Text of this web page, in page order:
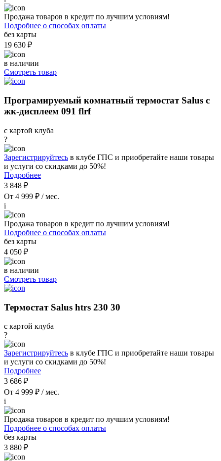
Продажа товаров в кредит по лучшим условиям!
Подробнее о способах оплаты
без карты
19 630 ₽
в наличии
Смотреть товар
Програмируемый комнатный термостат Salus с
жк-дисплеем 091 flrf
с картой клуба
?
Зарегистрируйтесь в клубе ГПС и приобретайте наши товары
и услуги со скидками до 50%!
Подробнее
3 848 ₽
От 4 999 ₽ / мес.
i
Продажа товаров в кредит по лучшим условиям!
Подробнее о способах оплаты
без карты
4 050 ₽
в наличии
Смотреть товар
Термостат Salus htrs 230 30
с картой клуба
?
Зарегистрируйтесь в клубе ГПС и приобретайте наши товары
и услуги со скидками до 50%!
Подробнее
3 686 ₽
От 4 999 ₽ / мес.
i
Продажа товаров в кредит по лучшим условиям!
Подробнее о способах оплаты
без карты
3 880 ₽